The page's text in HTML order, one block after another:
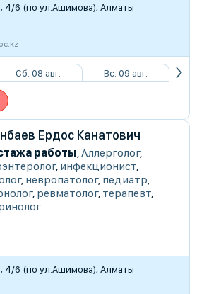
4/6 (по ул.Ашимова), Алматы
Сб. 08 авг. Вс. 09 авг.
Ердос Канатович
работы Аллерголог,
, инфекционист
, невропатолог, педиатр
, ревматолог, терапевт
4/6 (по ул.Ашимова), Алматы